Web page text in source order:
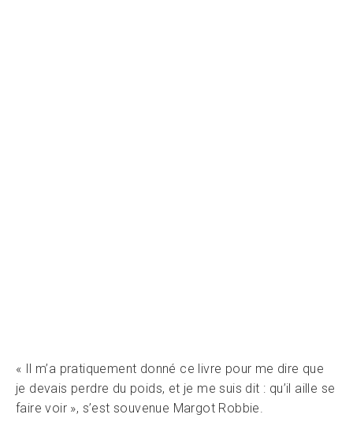
« Il m’a pratiquement donné ce livre pour me dire que
je devais perdre du poids, et je me suis dit : qu’il aille se
faire voir », s’est souvenue Margot Robbie.